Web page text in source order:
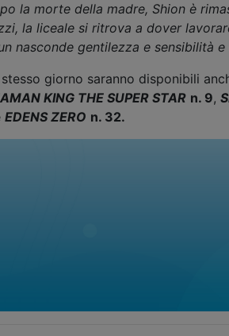
la morte della madre, Shion è
la liceale si ritrova a dover
nasconde gentilezza e sensibilità
giorno saranno disponibili
KING THE SUPER STAR n. 9,
EDENS ZERO n. 32.